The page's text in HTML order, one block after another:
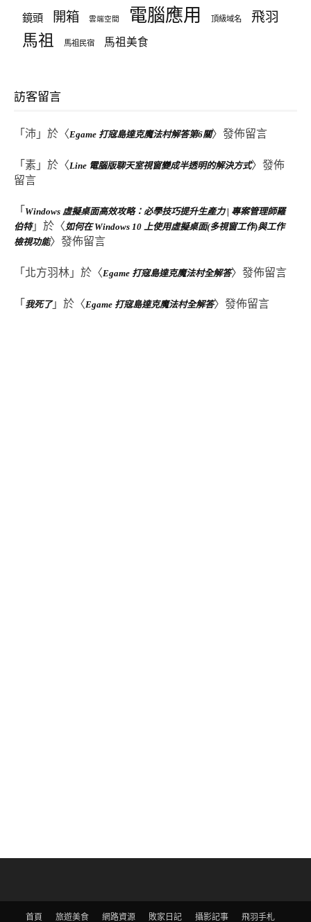
鏡頭 開箱 雲端空間 電腦應用 頂級域名 飛羽
馬祖 馬祖民宿 馬祖美食
訪客留言
「 沛 」於〈Egame 打寇島達克魔法村解答第6關〉發佈留言
「 素 」於〈Line 電腦版聊天室視窗變成半透明的解決方式〉發佈
留言
「 Windows 虛擬桌面高效攻略：必學技巧提升生產力 | 專案管理師羅
伯特」於〈 如何在 Windows 10 上使用虛擬桌面(多視窗工作)與工作
檢視功能〉發佈留言
「 北方羽林 」於〈Egame 打寇島達克魔法村全解答〉發佈留言
「 我死了」於〈Egame 打寇島達克魔法村全解答〉發佈留言
首頁 旅遊美食 網路資源 敗家日記 攝影記事 飛羽手札